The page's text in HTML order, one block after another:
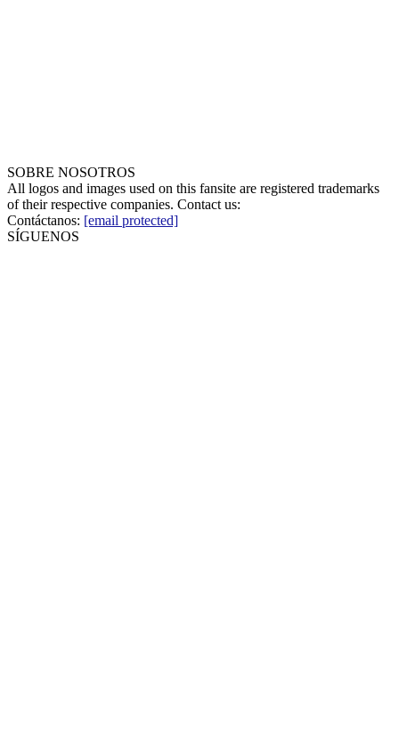
SOBRE NOSOTROS
All logos and images used on this fansite are registered trademarks
of their respective companies. Contact us:
Contáctanos: [email protected]
SÍGUENOS